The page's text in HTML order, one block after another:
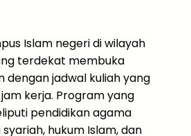
Islam negeri di wilayah
terdekat membuka
dengan jadwal kuliah yang
kerja. Program yang
pendidikan agama
hukum Islam, dan